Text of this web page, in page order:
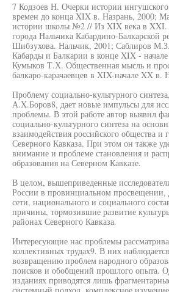
7 Кодзоев Н. Очерки истории
времен до конца XIX в. Назрань, 2000;
истории школы №2 // Из XIX века в
города Нальчика Кабардино-Балкарской
Шибзухова. Нальчик, 2001; Саблиров М.З.
Кабарды и Балкарии в конце XIX -
Кумыков Т.Х. Общественная мысль и
балкаро-карачаевцев в XIX-начале XX в.
Проблему социально-культурного
А.X.Боров8, дает новые импульсы для
проблемы. В этой работе автор выявил
социально-культурного синтеза на
взаимодействия российского общества и
Северного Кавказа. При этом он также
внимание и проблеме становления и
образования на Северном Кавказе.
В целом, вышеприведенные
России в провинциальном
сети, национального и социального
причины, тормозившие развитие
районах Северного Кавказа.
Интересующие нас проблемы
коллективных трудах9. В них
возвращению проблем народного
поисков и обобщений прошлого опыта.
изданиях приводятся лишь